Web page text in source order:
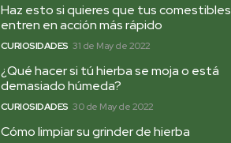
Haz esto si quieres que tus comestibles
entren en acción más rápido
CURIOSIDADES 31 de May de 2022
¿Qué hacer si tú hierba se moja o está
demasiado húmeda?
CURIOSIDADES 30 de May de 2022
Cómo limpiar su grinder de hierba